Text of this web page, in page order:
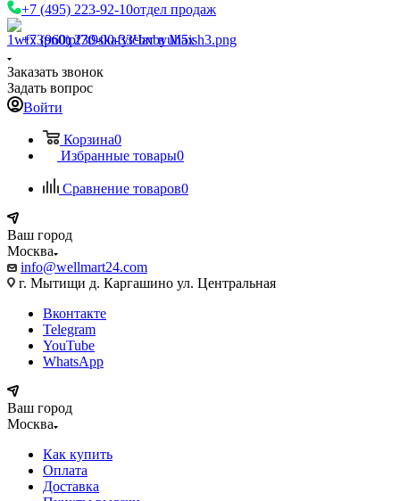
+7 (495) 223-92-10отдел продаж
+7 (960) 230-00-33Чат в Max
Заказать звонок
Задать вопрос
Войти
Корзина0
Избранные товары0
Сравнение товаров0
Ваш город
Москва
info@wellmart24.com
г. Мытищи д. Каргашино ул. Центральная
Вконтакте
Telegram
YouTube
WhatsApp
Ваш город
Москва
Как купить
Оплата
Доставка